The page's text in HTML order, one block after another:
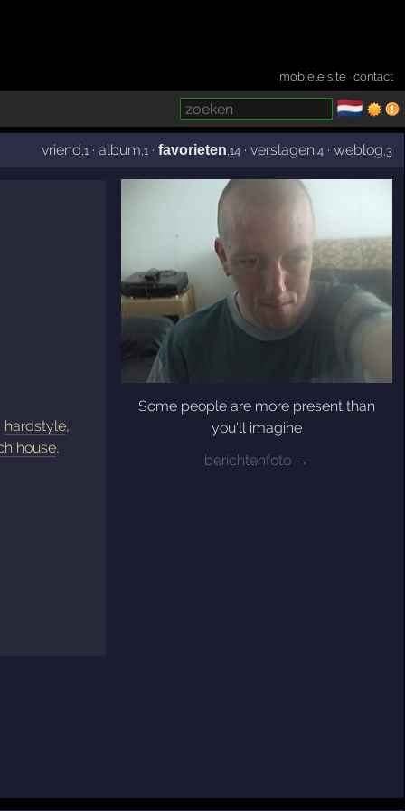
mobiele site ·contact
🇳🇱
vriend ,1 ·album ,1 ·favorieten ,14 ·verslagen ,4 ·weblog ,3
Some people are more present than
you'll imagine
berichtenfoto →
hardstyle,
house,